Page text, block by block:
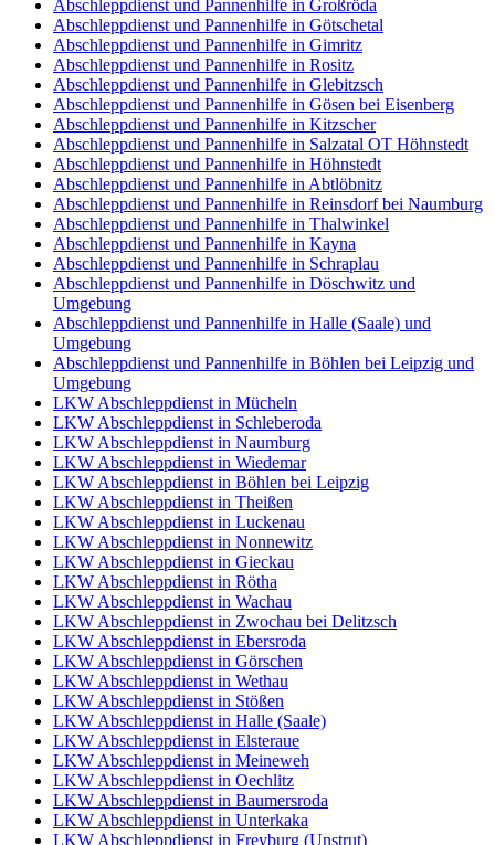
Abschleppdienst und Pannenhilfe in Großröda
Abschleppdienst und Pannenhilfe in Götschetal
Abschleppdienst und Pannenhilfe in Gimritz
Abschleppdienst und Pannenhilfe in Rositz
Abschleppdienst und Pannenhilfe in Glebitzsch
Abschleppdienst und Pannenhilfe in Gösen bei Eisenberg
Abschleppdienst und Pannenhilfe in Kitzscher
Abschleppdienst und Pannenhilfe in Salzatal OT Höhnstedt
Abschleppdienst und Pannenhilfe in Höhnstedt
Abschleppdienst und Pannenhilfe in Abtlöbnitz
Abschleppdienst und Pannenhilfe in Reinsdorf bei Naumburg
Abschleppdienst und Pannenhilfe in Thalwinkel
Abschleppdienst und Pannenhilfe in Kayna
Abschleppdienst und Pannenhilfe in Schraplau
Abschleppdienst und Pannenhilfe in Döschwitz und
Umgebung
Abschleppdienst und Pannenhilfe in Halle (Saale) und
Umgebung
Abschleppdienst und Pannenhilfe in Böhlen bei Leipzig und
Umgebung
LKW Abschleppdienst in Mücheln
LKW Abschleppdienst in Schleberoda
LKW Abschleppdienst in Naumburg
LKW Abschleppdienst in Wiedemar
LKW Abschleppdienst in Böhlen bei Leipzig
LKW Abschleppdienst in Theißen
LKW Abschleppdienst in Luckenau
LKW Abschleppdienst in Nonnewitz
LKW Abschleppdienst in Gieckau
LKW Abschleppdienst in Rötha
LKW Abschleppdienst in Wachau
LKW Abschleppdienst in Zwochau bei Delitzsch
LKW Abschleppdienst in Ebersroda
LKW Abschleppdienst in Görschen
LKW Abschleppdienst in Wethau
LKW Abschleppdienst in Stößen
LKW Abschleppdienst in Halle (Saale)
LKW Abschleppdienst in Elsteraue
LKW Abschleppdienst in Meineweh
LKW Abschleppdienst in Oechlitz
LKW Abschleppdienst in Baumersroda
LKW Abschleppdienst in Unterkaka
LKW Abschleppdienst in Freyburg (Unstrut)